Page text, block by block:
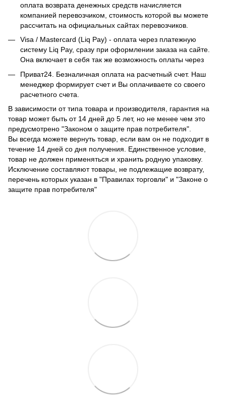
оплата возврата денежных средств начисляется
компанией перевозчиком, стоимость которой вы можете
рассчитать на официальных сайтах перевозчиков.
Visa / Mastercard (Liq Pay) - оплата через платежную
систему Liq Pay, сразу при оформлении заказа на сайте.
Она включает в себя так же возможность оплаты через
Приват24. Безналичная оплата на расчетный счет. Наш
менеджер формирует счет и Вы оплачиваете со своего
расчетного счета.
В зависимости от типа товара и производителя, гарантия на
товар может быть от 14 дней до 5 лет, но не менее чем это
предусмотрено "Законом о защите прав потребителя".
Вы всегда можете вернуть товар, если вам он не подходит в
течение 14 дней со дня получения. Единственное условие,
товар не должен применяться и хранить родную упаковку.
Исключение составляют товары, не подлежащие возврату,
перечень которых указан в "Правилах торговли" и "Законе о
защите прав потребителя"